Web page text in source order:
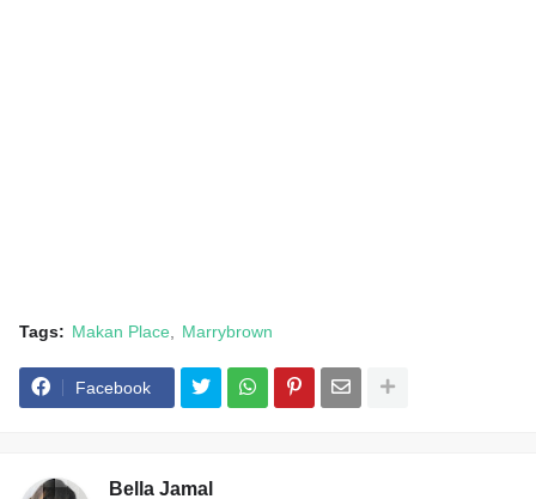
Tags: Makan Place Marrybrown
Facebook
Bella Jamal